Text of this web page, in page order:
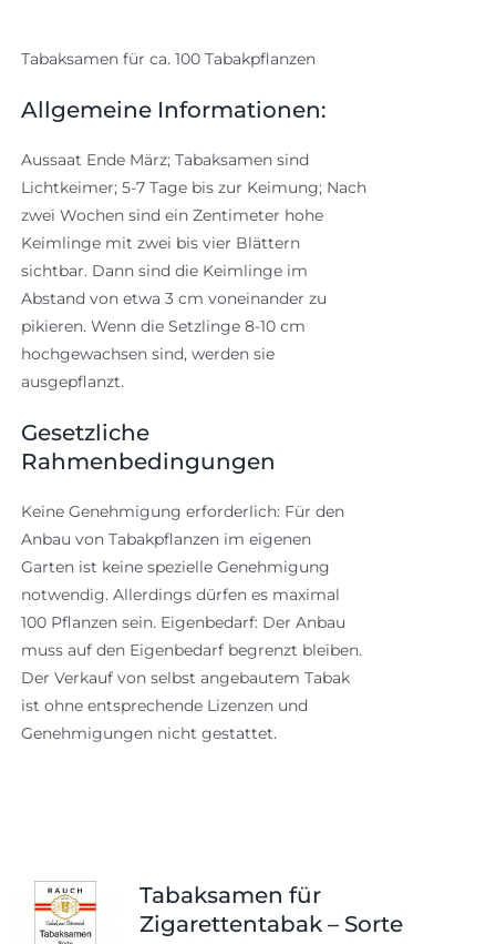
Tabaksamen für ca. 100 Tabakpflanzen
Allgemeine Informationen:
Aussaat Ende März; Tabaksamen sind
Lichtkeimer; 5-7 Tage bis zur Keimung; Nach
zwei Wochen sind ein Zentimeter hohe
Keimlinge mit zwei bis vier Blättern
sichtbar. Dann sind die Keimlinge im
Abstand von etwa 3 cm voneinander zu
pikieren. Wenn die Setzlinge 8-10 cm
hochgewachsen sind, werden sie
ausgepflanzt.
Gesetzliche
Rahmenbedingungen
Keine Genehmigung erforderlich: Für den
Anbau von Tabakpflanzen im eigenen
Garten ist keine spezielle Genehmigung
notwendig. Allerdings dürfen es maximal
100 Pflanzen sein. Eigenbedarf: Der Anbau
muss auf den Eigenbedarf begrenzt bleiben.
Der Verkauf von selbst angebautem Tabak
ist ohne entsprechende Lizenzen und
Genehmigungen nicht gestattet.
Tabaksamen für
Zigarettentabak – Sorte